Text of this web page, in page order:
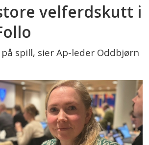
velferdskutt i
spill, sier Ap-leder Oddbjørn